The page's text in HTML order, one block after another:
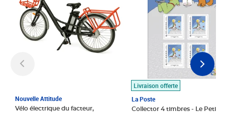
Nouvelle Attitude
Vélo électrique du facteur,
Livraison offerte
La Poste
Collector 4 timbres - Le Petit